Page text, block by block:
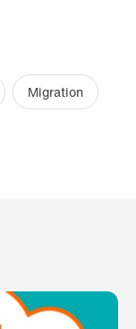
Migration